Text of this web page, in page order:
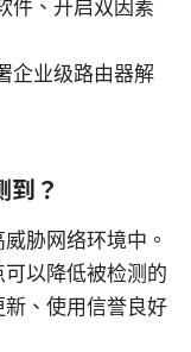
件、开启双因素
企业级路由器解
到？
胁网络环境中。
以降低被检测的
、使用信誉良好